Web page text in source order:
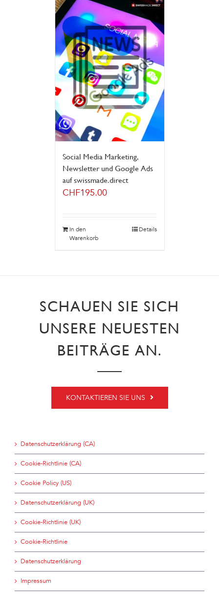
Social Media Marketing,
Newsletter und Google Ads
auf swissmade.direct
CHF195.00
In den
Warenkorb
Details
SCHAUEN SIE SICH
UNSERE NEUESTEN
BEITRÄGE AN.
KONTAKTIEREN SIE UNS
Datenschutzerklärung (CA)
Cookie-Richtlinie (CA)
Cookie Policy (US)
Datenschutzerklärung (UK)
Cookie-Richtlinie (UK)
Cookie-Richtlinie
Datenschutzerklärung
Impressum